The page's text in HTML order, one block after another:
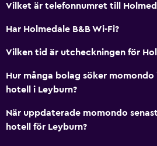
Vilket är telefonnumret till
Har Holmedale B&B Wi-Fi?
Vilken tid är utcheckningen för
Hur många bolag söker
hotell i Leyburn?
När uppdaterade momondo
hotell för Leyburn?